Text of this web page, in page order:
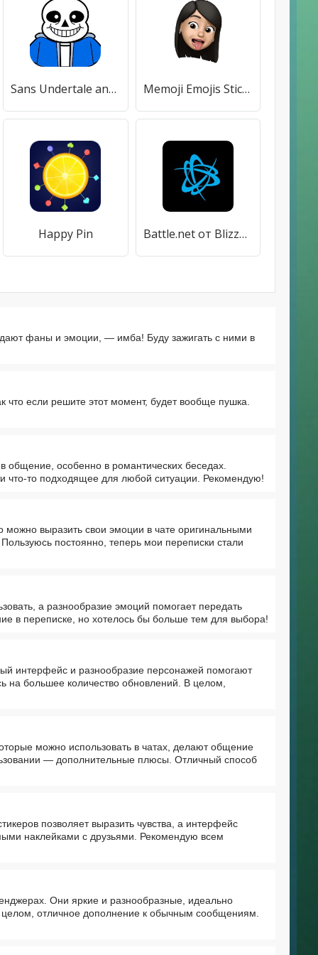
Sans Undertale and Deltarune Stickers for WhatsApp Memoji Emojis Stickers For WhatsApp WAStickerApps
Happy Pin Battle.net от Blizzard
фаны и эмоции, — имба! Буду зажигать с ними в
что если решите этот момент, будет вообще пушка.
особенно в романтических беседах.
что-то подходящее для любой ситуации. Рекомендую!
выразить свои эмоции в чате оригинальными
постоянно, теперь мои переписки стали
а разнообразие эмоций помогает передать
в переписке, но хотелось бы больше тем для выбора!
интерфейс и разнообразие персонажей помогают
на большее количество обновлений. В целом,
можно использовать в чатах, делают общение
— дополнительные плюсы. Отличный способ
позволяет выразить чувства, а интерфейс
наклейками с друзьями. Рекомендую всем
Они яркие и разнообразные, идеально
отличное дополнение к обычным сообщениям.